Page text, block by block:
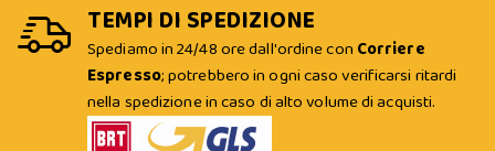
TEMPI DI SPEDIZIONE
Spediamo in 24/48 ore dall'ordine con Corriere
Espresso; potrebbero in ogni caso verificarsi ritardi
nella spedizione in caso di alto volume di acquisti.